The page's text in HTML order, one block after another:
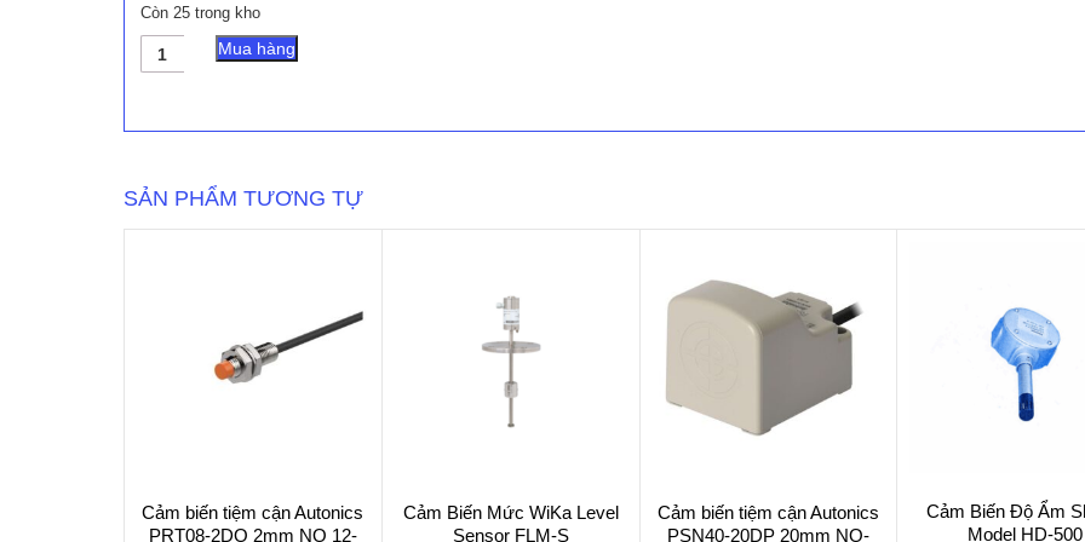
Còn 25 trong kho
Cảm
Biến
Shinko
R
Mua hàng
SẢN PHẨM TƯƠNG TỰ
Cảm biến tiệm cận Autonics
PRT08-2DO 2mm NO 12-
Cảm Biến Mức WiKa Level
Sensor FLM-S
Cảm biến tiệm cận Autonics
PSN40-20DP 20mm NO-
Cảm Biến Độ Ẩm
Model HD-500